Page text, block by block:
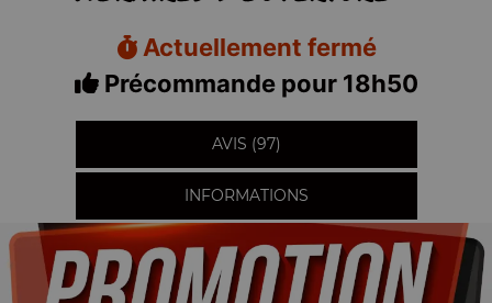
Actuellement fermé
Précommande pour 18h50
AVIS (97)
INFORMATIONS